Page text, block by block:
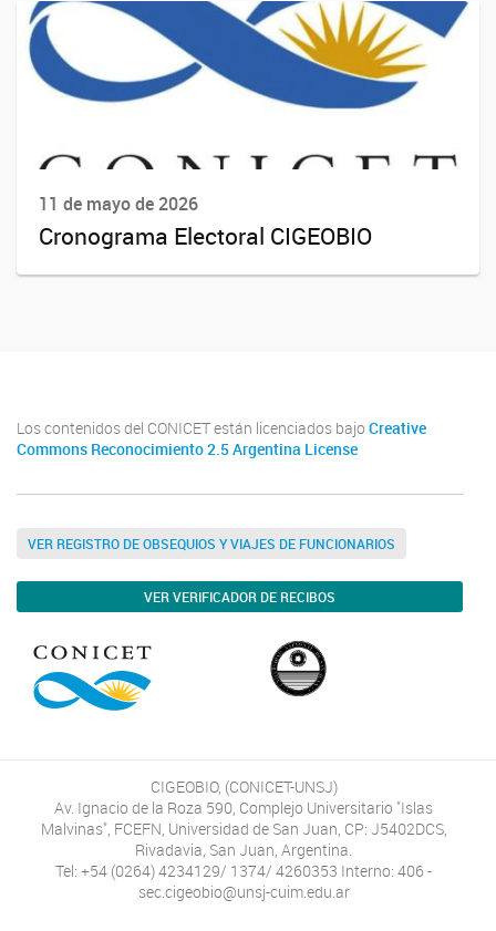
11 de mayo de 2026
Cronograma Electoral CIGEOBIO
Los contenidos del CONICET están licenciados bajo Creative
Commons Reconocimiento 2.5 Argentina License
VER REGISTRO DE OBSEQUIOS Y VIAJES DE FUNCIONARIOS
VER VERIFICADOR DE RECIBOS
CIGEOBIO, (CONICET-UNSJ)
Av. Ignacio de la Roza 590, Complejo Universitario "Islas
Malvinas", FCEFN, Universidad de San Juan, CP: J5402DCS,
Rivadavia, San Juan, Argentina.
Tel: +54 (0264) 4234129/ 1374/ 4260353 Interno: 406 -
sec.cigeobio@unsj-cuim.edu.ar